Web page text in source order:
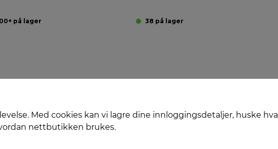
Med cookies kan vi lagre dine innloggingsdetaljer, huske hva
nettbutikken brukes.
på lager 38 på lager